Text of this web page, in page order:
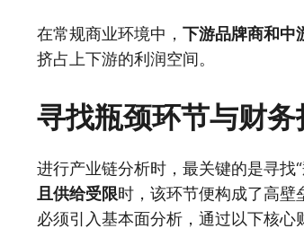
在常规商业环境中， 下游品牌商和中
挤占上下游的利润空间。
寻找瓶颈环节与财
进行产业链分析时，最关键的是寻找
且供给受限时，该环节便构成了高壁
必须引入基本面分析，通过以下核心